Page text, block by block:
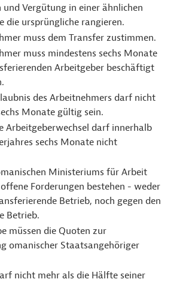
Vergütung in einer ähnlichen
die ursprüngliche rangieren.
muss dem Transfer zustimmen.
muss mindestens sechs Monate
Arbeitgeber beschäftigt
des Arbeitnehmers darf nicht
Monate gültig sein.
Arbeitgeberwechsel darf innerhalb
sechs Monate nicht
Ministeriums für Arbeit
Forderungen bestehen - weder
Betrieb, noch gegen den
Betrieb.
müssen die Quoten zur
omanischer Staatsangehöriger
nicht mehr als die Hälfte seiner